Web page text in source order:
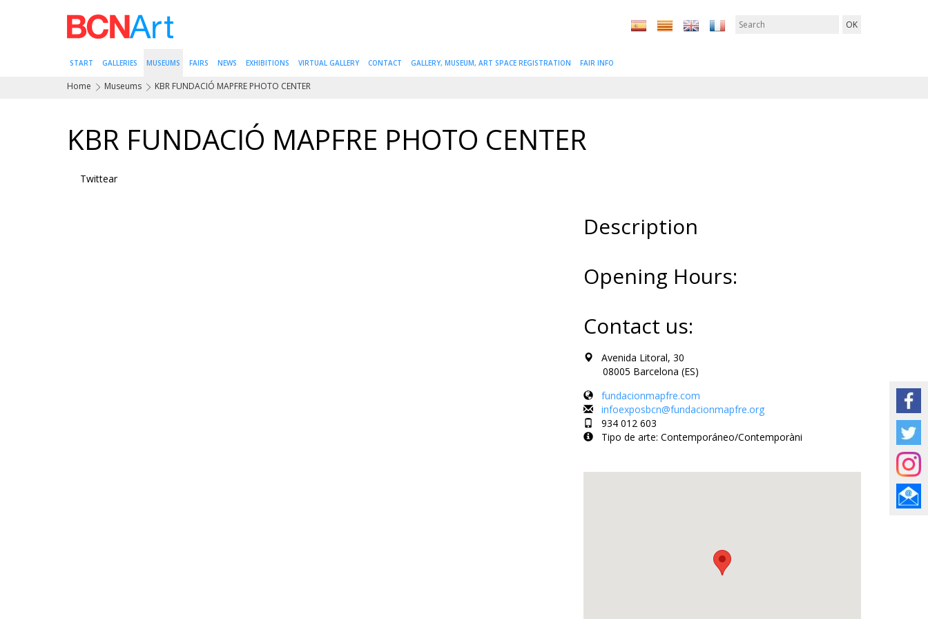
START GALLERIES MUSEUMS FAIRS NEWS EXHIBITIONS VIRTUAL GALLERY CONTACT GALLERY, MUSEUM, ART SPACE REGISTRATION FAIR INFO
Home Museums KBR FUNDACIÓ MAPFRE PHOTO CENTER
KBR FUNDACIÓ MAPFRE PHOTO CENTER
Twittear
Description
Opening Hours:
Contact us:
Avenida Litoral, 30
08005 Barcelona (ES)
fundacionmapfre.com
infoexposbcn@fundacionmapfre.org
934 012 603
Tipo de arte: Contemporáneo/Contemporàni